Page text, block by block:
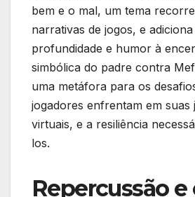
bem e o mal, um tema
narrativas de jogos, e
profundidade e humor à
simbólica do padre contra
uma metáfora para os
jogadores enfrentam em suas
virtuais, e a resiliência
los.
Repercussão